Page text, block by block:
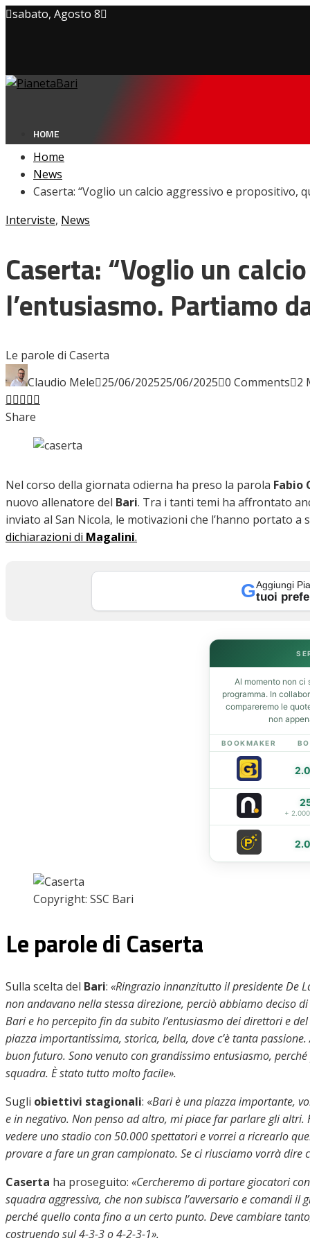
sabato, Agosto 8
Cookie Policy
HOME
NEWS
Amarcord
Giovanili
Le pagelle
FOCUS
SERIE B
Home
News
Caserta: “Voglio un calcio aggressivo e propositivo,
Interviste, News
Caserta: “Voglio un
l’entusiasmo. Partiamo
Le parole di Caserta
Claudio Mele 25/06/202525/06/2025 0 Comments 2
Facebook
Twitter
LinkedIn
Pinterest
Stumbleupon
Share
Nel corso della giornata odierna ha preso la parola Fabio
nuovo allenatore del Bari. Tra i tanti temi ha affrontato
inviato al San Nicola, le motivazioni che l’hanno portato a
dichiarazioni di Magalini.
GAggiungi
tuoi
Al momento non ci
programma. In
compareremo le
non
BOOKMAKER
+
Copyright: SSC Bari
Le parole di Caserta
Sulla scelta del Bari: «Ringrazio innanzitutto il presidente De
non andavano nella stessa direzione, perciò abbiamo deciso
Bari e ho percepito fin da subito l’entusiasmo dei direttori e
piazza importantissima, storica, bella, dove c’è tanta
buon futuro. Sono venuto con grandissimo entusiasmo,
squadra. È stato tutto molto facile».
Sugli obiettivi stagionali: «Bari è una piazza importante,
e in negativo. Non penso ad altro, mi piace far parlare gli
vedere uno stadio con 50.000 spettatori e vorrei a ricrearlo
provare a fare un gran campionato. Se ci riusciamo vorrà dire
Caserta ha proseguito: «Cercheremo di portare giocatori
squadra aggressiva, che non subisca l’avversario e comandi
perché quello conta fino a un certo punto. Deve cambiare
costruendo sul 4-3-3 o 4-2-3-1».